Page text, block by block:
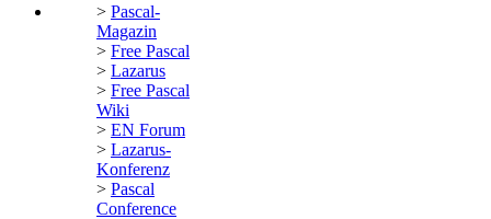
> Pascal-
Magazin
> Free Pascal
> Lazarus
> Free Pascal
Wiki
> EN Forum
> Lazarus-
Konferenz
> Pascal
Conference